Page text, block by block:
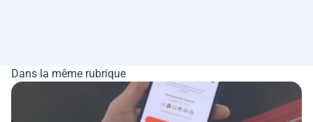
Dans la même rubrique